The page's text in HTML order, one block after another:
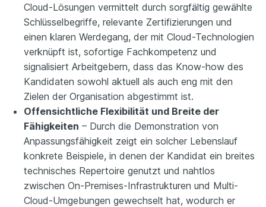
Cloud-Lösungen vermittelt durch sorgfältig gewählte
Schlüsselbegriffe, relevante Zertifizierungen und
einen klaren Werdegang, der mit Cloud-Technologien
verknüpft ist, sofortige Fachkompetenz und
signalisiert Arbeitgebern, dass das Know-how des
Kandidaten sowohl aktuell als auch eng mit den
Zielen der Organisation abgestimmt ist.
Offensichtliche Flexibilität und Breite der
Fähigkeiten – Durch die Demonstration von
Anpassungsfähigkeit zeigt ein solcher Lebenslauf
konkrete Beispiele, in denen der Kandidat ein breites
technisches Repertoire genutzt und nahtlos
zwischen On-Premises-Infrastrukturen und Multi-
Cloud-Umgebungen gewechselt hat, wodurch er